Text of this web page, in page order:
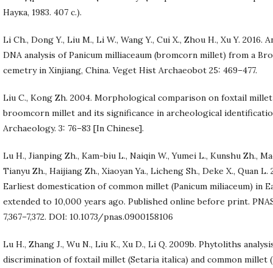
Наука, 1983. 407 с.).
Li Ch., Dong Y., Liu M., Li W., Wang Y., Cui X., Zhou H., Xu Y. 2016.
DNA analysis of Panicum milliaceaum (bromcorn millet) from a
cemetry in Xinjiang, China. Veget Hist Archaeobot 25: 469–477.
Liu C., Kong Zh. 2004. Morphological comparison on foxtail millet
broomcorn millet and its significance in archeological
Archaeology. 3: 76–83 [In Chinese].
Lu H., Jianping Zh., Kam-biu L., Naiqin W., Yumei L., Kunshu Zh.,
Tianyu Zh., Haijiang Zh., Xiaoyan Ya., Licheng Sh., Deke X., Quan L.
Earliest domestication of common millet (Panicum miliaceum) in
extended to 10,000 years ago. Published online before print.
7,367–7,372. DOI: 10.1073/pnas.0900158106
Lu H., Zhang J., Wu N., Liu K., Xu D., Li Q. 2009b. Phytoliths
discrimination of foxtail millet (Setaria italica) and common millet